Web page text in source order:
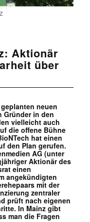
Aktionär
über
neuen
Gründer in den
vielleicht auch
die offene Bühne
hat einen
den Plan gerufen.
AG (unter
Aktionär des
einen
angekündigten
mit der
zentraler
prüft nach eigenen
In Mainz gibt
man die Fragen